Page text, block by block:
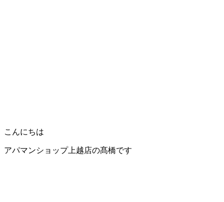
こんにちは
アパマンショップ上越店の髙橋です